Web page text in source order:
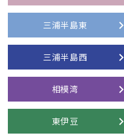
三浦半島西
相模湾
三浦半島東
東伊豆